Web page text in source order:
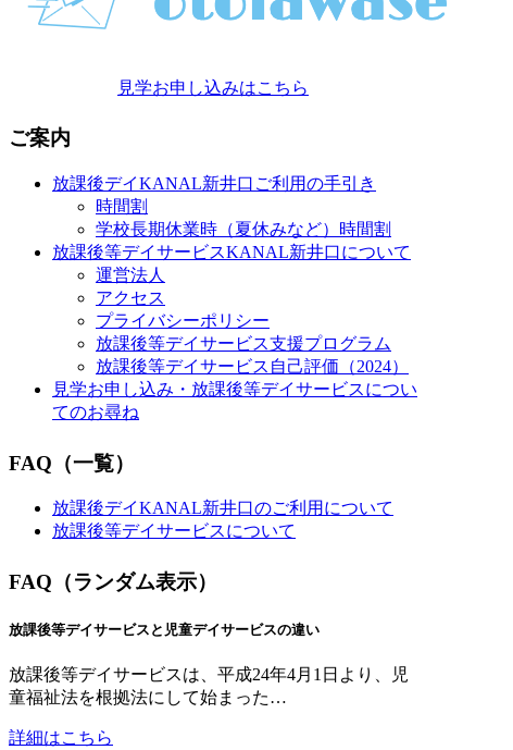
見学お申し込みはこちら
ご案内
放課後デイKANAL新井口ご利用の手引き
時間割
学校長期休業時（夏休みなど）時間割
放課後等デイサービスKANAL新井口について
運営法人
アクセス
プライバシーポリシー
放課後等デイサービス支援プログラム
放課後等デイサービス自己評価（2024）
見学お申し込み・放課後等デイサービスについ
てのお尋ね
FAQ（一覧）
放課後デイKANAL新井口のご利用について
放課後等デイサービスについて
FAQ（ランダム表示）
放課後等デイサービスと児童デイサービスの違い
放課後等デイサービスは、平成24年4月1日より、児
童福祉法を根拠法にして始まった…
詳細はこちら